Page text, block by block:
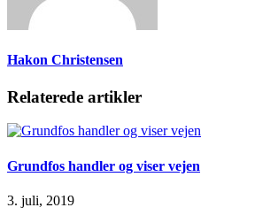
Hakon Christensen
Relaterede artikler
Grundfos handler og viser vejen
3. juli, 2019